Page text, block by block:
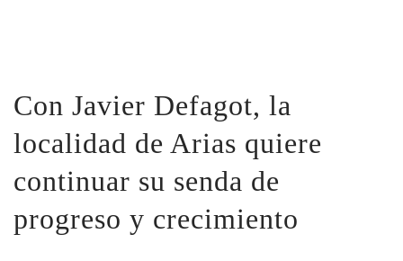
Con Javier Defagot, la
localidad de Arias quiere
continuar su senda de
progreso y crecimiento